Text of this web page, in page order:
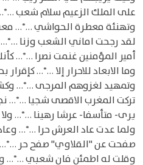
على الملك الزعيم سلام شعب
وتهنئة معطرة الحواشي …*…
لقد رجحت اماني الشعب وزنا
أمير المؤمنين غنمت نصرا …*…
وما الابعاد للاحرار إلا …*…
وتمهيد لغزوهم المرجى …*…
تركت المغرب الاقصى شجيا …*…
يرى- متأسفا- عرشا رهينا …*…
ولما عدت عاد العرش حرا …*…
صفحت عن "القلاوي" صفح حر
وقلت له اطمئن فان شعبي …*…